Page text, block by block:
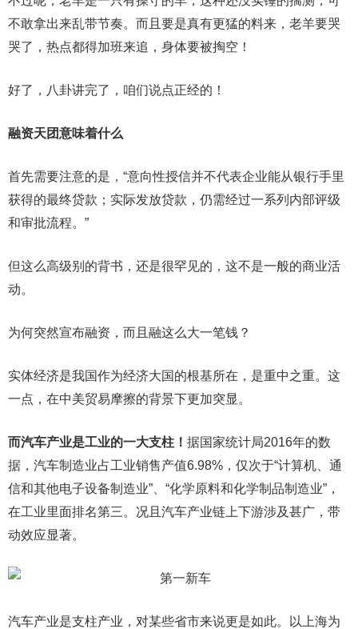
不敢拿出来乱带节奏。而且要是真有更猛的料来，老羊要哭
哭了，热点都得加班来追，身体要被掏空！
好了，八卦讲完了，咱们说点正经的！
融资天团意味着什么
首先需要注意的是，“意向性授信并不代表企业能从银行手里
获得的最终贷款；实际发放贷款，仍需经过一系列内部评级
和审批流程。”
但这么高级别的背书，还是很罕见的，这不是一般的商业活
动。
为何突然宣布融资，而且融这么大一笔钱？
实体经济是我国作为经济大国的根基所在，是重中之重。这
一点，在中美贸易摩擦的背景下更加突显。
而汽车产业是工业的一大支柱！ 据国家统计局2016年的数
据，汽车制造业占工业销售产值6.98%，仅次于“计算机、通
信和其他电子设备制造业”、“化学原料和化学制品制造业”，
在工业里面排名第三。况且汽车产业链上下游涉及甚广，带
动效应显著。
汽车产业是支柱产业，对某些省市来说更是如此。以上海为